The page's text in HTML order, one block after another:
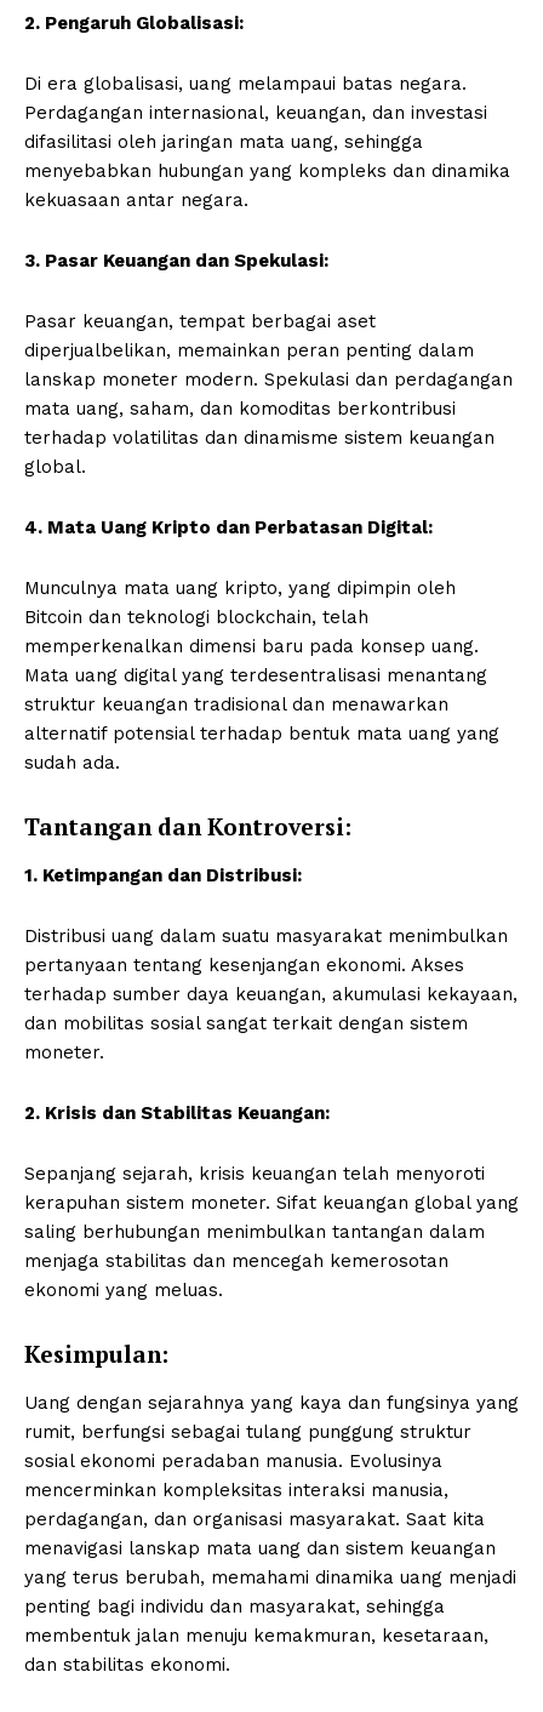
2. Pengaruh Globalisasi:
Di era globalisasi, uang melampaui batas negara.
Perdagangan internasional, keuangan, dan investasi
difasilitasi oleh jaringan mata uang, sehingga
menyebabkan hubungan yang kompleks dan dinamika
kekuasaan antar negara.
3. Pasar Keuangan dan Spekulasi:
Pasar keuangan, tempat berbagai aset
diperjualbelikan, memainkan peran penting dalam
lanskap moneter modern. Spekulasi dan perdagangan
mata uang, saham, dan komoditas berkontribusi
terhadap volatilitas dan dinamisme sistem keuangan
global.
4. Mata Uang Kripto dan Perbatasan Digital:
Munculnya mata uang kripto, yang dipimpin oleh
Bitcoin dan teknologi blockchain, telah
memperkenalkan dimensi baru pada konsep uang.
Mata uang digital yang terdesentralisasi menantang
struktur keuangan tradisional dan menawarkan
alternatif potensial terhadap bentuk mata uang yang
sudah ada.
Tantangan dan Kontroversi:
1. Ketimpangan dan Distribusi:
Distribusi uang dalam suatu masyarakat menimbulkan
pertanyaan tentang kesenjangan ekonomi. Akses
terhadap sumber daya keuangan, akumulasi kekayaan,
dan mobilitas sosial sangat terkait dengan sistem
moneter.
2. Krisis dan Stabilitas Keuangan:
Sepanjang sejarah, krisis keuangan telah menyoroti
kerapuhan sistem moneter. Sifat keuangan global yang
saling berhubungan menimbulkan tantangan dalam
menjaga stabilitas dan mencegah kemerosotan
ekonomi yang meluas.
Kesimpulan:
Uang dengan sejarahnya yang kaya dan fungsinya yang
rumit, berfungsi sebagai tulang punggung struktur
sosial ekonomi peradaban manusia. Evolusinya
mencerminkan kompleksitas interaksi manusia,
perdagangan, dan organisasi masyarakat. Saat kita
menavigasi lanskap mata uang dan sistem keuangan
yang terus berubah, memahami dinamika uang menjadi
penting bagi individu dan masyarakat, sehingga
membentuk jalan menuju kemakmuran, kesetaraan,
dan stabilitas ekonomi.